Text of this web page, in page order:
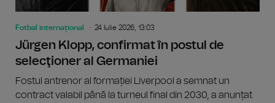
Fotbal internațional 24 Iulie 2026, 13:03
Jürgen Klopp, confirmat în postul de
selecţioner al Germaniei
Fostul antrenor al formației Liverpool a semnat un
contract valabil până la turneul final din 2030, a anunțat